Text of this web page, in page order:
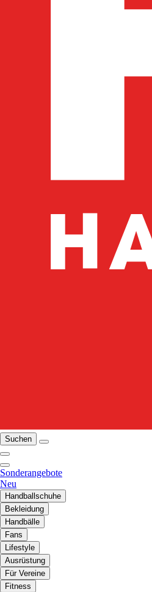
Suchen
Sonderangebote
Neu
Handballschuhe
Bekleidung
Handbälle
Fans
Lifestyle
Ausrüstung
Für Vereine
Fitness